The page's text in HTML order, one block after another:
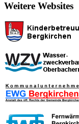
Weitere Websites